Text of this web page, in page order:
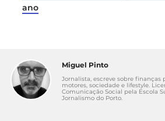
ano
Miguel Pinto
Jornalista, escreve sobre finanças
motores, sociedade e lifestyle.
Comunicação Social pela Escola
Jornalismo do Porto.